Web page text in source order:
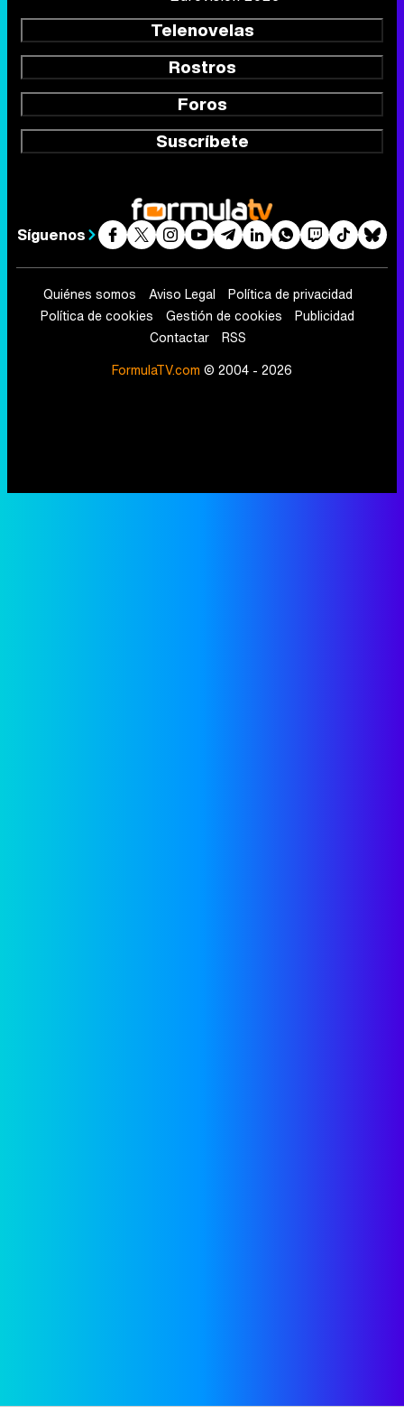
Telenovelas
Rostros
Foros
Suscríbete
Síguenos
Quiénes somos Aviso Legal
Política de privacidad
Política de cookies
Gestión de cookies
Publicidad
Contactar
RSS
FormulaTV.com © 2004 - 2026